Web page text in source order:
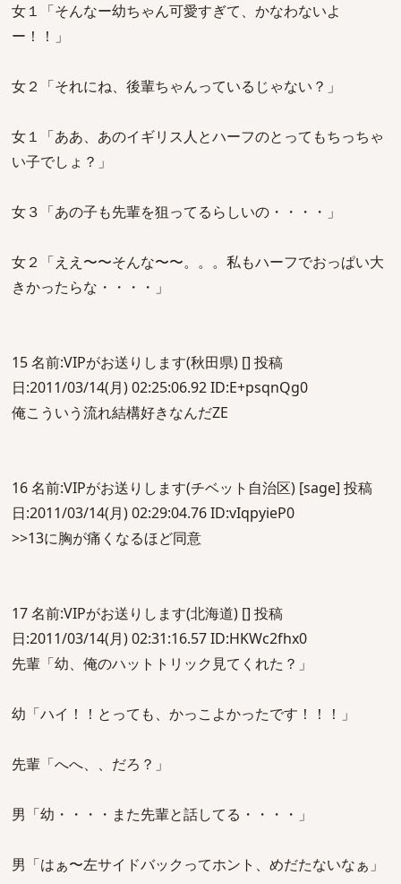
女１「そんなー幼ちゃん可愛すぎて、かなわないよ
ー！！」
女２「それにね、後輩ちゃんっているじゃない？」
女１「ああ、あのイギリス人とハーフのとってもちっちゃ
い子でしょ？」
女３「あの子も先輩を狙ってるらしいの・・・・」
女２「ええ〜〜そんな〜〜。。。私もハーフでおっぱい大
きかったらな・・・・」
15 名前:VIPがお送りします(秋田県) [] 投稿
日:2011/03/14(月) 02:25:06.92 ID:E+psqnQg0
俺こういう流れ結構好きなんだZE
16 名前:VIPがお送りします(チベット自治区) [sage] 投稿
日:2011/03/14(月) 02:29:04.76 ID:vIqpyieP0
>>13に胸が痛くなるほど同意
17 名前:VIPがお送りします(北海道) [] 投稿
日:2011/03/14(月) 02:31:16.57 ID:HKWc2fhx0
先輩「幼、俺のハットトリック見てくれた？」
幼「ハイ！！とっても、かっこよかったです！！！」
先輩「へへ、、だろ？」
男「幼・・・・また先輩と話してる・・・・」
男「はぁ〜左サイドバックってホント、めだたないなぁ」